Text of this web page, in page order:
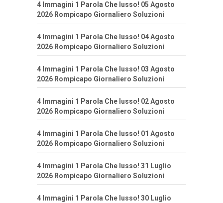
4 Immagini 1 Parola Che lusso! 05 Agosto
2026 Rompicapo Giornaliero Soluzioni
4 Immagini 1 Parola Che lusso! 04 Agosto
2026 Rompicapo Giornaliero Soluzioni
4 Immagini 1 Parola Che lusso! 03 Agosto
2026 Rompicapo Giornaliero Soluzioni
4 Immagini 1 Parola Che lusso! 02 Agosto
2026 Rompicapo Giornaliero Soluzioni
4 Immagini 1 Parola Che lusso! 01 Agosto
2026 Rompicapo Giornaliero Soluzioni
4 Immagini 1 Parola Che lusso! 31 Luglio
2026 Rompicapo Giornaliero Soluzioni
4 Immagini 1 Parola Che lusso! 30 Luglio